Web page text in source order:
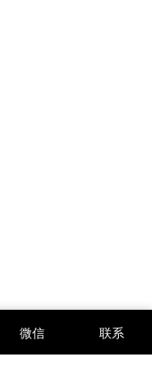
微信 联系